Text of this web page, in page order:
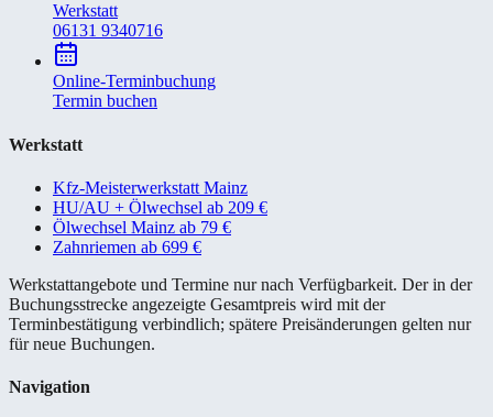
Werkstatt
06131 9340716
Online-Terminbuchung
Termin buchen
Werkstatt
Kfz-Meisterwerkstatt Mainz
HU/AU + Ölwechsel ab 209 €
Ölwechsel Mainz ab 79 €
Zahnriemen ab 699 €
Werkstattangebote und Termine nur nach Verfügbarkeit. Der in der
Buchungsstrecke angezeigte Gesamtpreis wird mit der
Terminbestätigung verbindlich; spätere Preisänderungen gelten nur
für neue Buchungen.
Navigation